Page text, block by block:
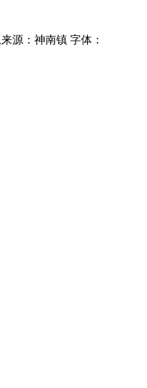
源：神南镇 字体：